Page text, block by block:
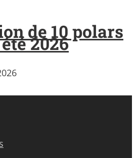
de 10 polars
2026